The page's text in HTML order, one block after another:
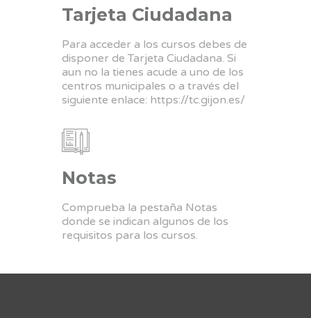
Tarjeta Ciudadana
Para acceder a los cursos debes de
disponer de Tarjeta Ciudadana. Si
aun no la tienes acude a uno de los
centros municipales o a través del
siguiente enlace: https://tc.gijon.es/
Notas
Comprueba la pestaña Notas
donde se indican algunos de los
requisitos para los cursos.